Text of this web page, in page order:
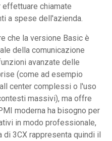
chiamate
a spese dell'azienda.
che la versione Basic è
della comunicazione
avanzate delle
(come ad esempio
center complessi o l'uso
massivi), ma offre
moderna ha bisogno per
in modo professionale,
3CX rappresenta quindi il